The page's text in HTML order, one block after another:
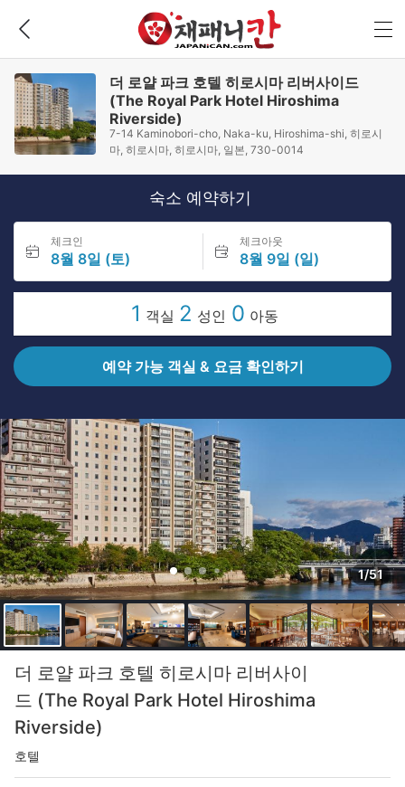
더 로얄 파크 호텔 히로시마 리버사이드
(The Royal Park Hotel Hiroshima
Riverside)
7-14 Kaminobori-cho, Naka-ku, Hiroshima-shi, 히로시
마, 히로시마, 히로시마, 일본, 730-0014
숙소 예약하기
체크인
8월 8일 (토)
체크아웃
8월 9일 (일)
1 객실 2 성인 0 아동
예약 가능 객실 & 요금 확인하기
1/51
더 로얄 파크 호텔 히로시마 리버사이
드 (The Royal Park Hotel Hiroshima
Riverside)
호텔